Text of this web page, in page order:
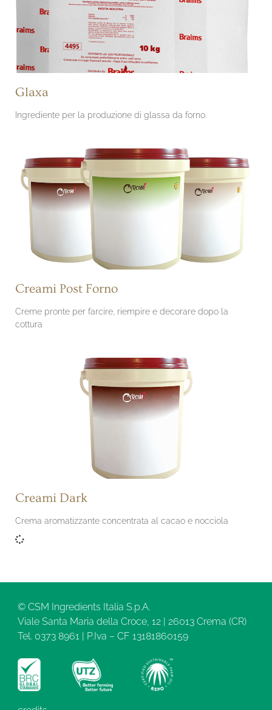
Glaxa
Ingrediente per la produzione di glassa da forno.
Creami Post Forno
Creme pronte per farcire, riempire e decorare dopo la
cottura
Creami Dark
Crema aromatizzante concentrata al cacao e nocciola
© CSM Ingredients Italia S.p.A.
Viale Santa Maria della Croce, 12 | 26013 Crema (CR)
Tel. 0373 8961 | P.Iva – CF 13181860159